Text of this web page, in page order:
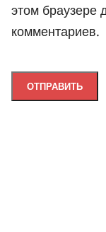
этом
комментариев.